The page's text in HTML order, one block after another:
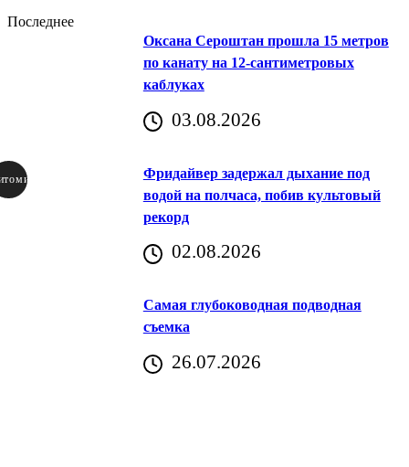
Последнее
Оксана Сероштан прошла 15 метров
по канату на 12-сантиметровых
каблуках
03.08.2026
Фридайвер задержал дыхание под
водой на полчаса, побив культовый
рекорд
02.08.2026
Самая глубоководная подводная
съемка
26.07.2026